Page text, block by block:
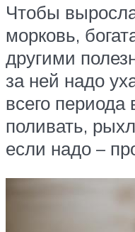
Чтобы
морковь,
другими
за ней надо
всего периода
поливать,
если надо –